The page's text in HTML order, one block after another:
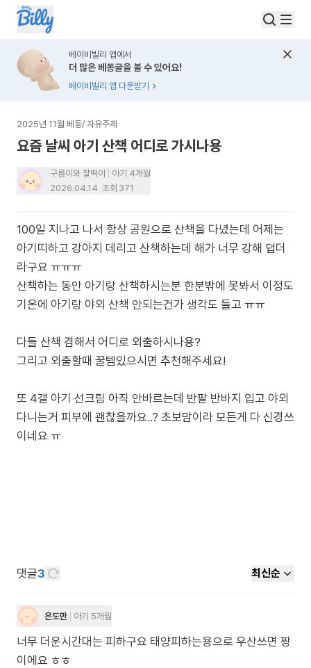
베이비빌리 앱에서
더 많은 베동글을 볼 수 있어요!
베이비빌리 앱 다운받기
2025년 11월 베동/ 자유주제
요즘 날씨 아기 산책 어디로 가시나용
구름이와 찰떡이
아기 4개월
2026.04.14 조회 371
100일 지나고 나서 항상 공원으로 산책을 다녔는데 어제는
아기띠하고 강아지 데리고 산책하는데 해가 너무 강해 덥더
라구요 ㅠㅠㅠ
산책하는 동안 아기랑 산책하시는분 한분밖에 못봐서 이정도
기온에 아기랑 야외 산책 안되는건가 생각도 들고 ㅠㅠ
다들 산책 겸해서 어디로 외출하시나용?
그리고 외출할때 꿀템있으시면 추천해주세요!
또 4갤 아기 선크림 아직 안바르는데 반팔 반바지 입고 야외
다니는거 피부에 괜찮을까요..? 초보맘이라 모든게 다 신경쓰
이네요 ㅠ
댓글3 최신순
은도만 아기 5개월
너무 더운시간대는 피하구요 태양피하는용으로 우산쓰면 짱
이에요 ㅎㅎ